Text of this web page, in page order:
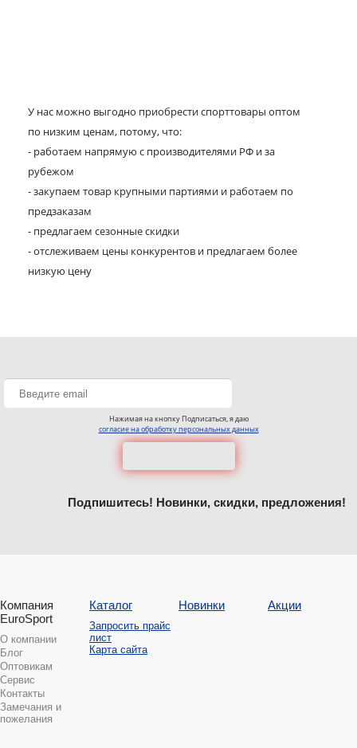
У нас можно выгодно приобрести спорттовары оптом
по низким ценам, потому, что:
- работаем напрямую с производителями РФ и за
рубежом
- закупаем товар крупными партиями и работаем по
предзаказам
- предлагаем сезонные скидки
- отслеживаем цены конкурентов и предлагаем более
низкую цену
Нажимая на кнопку Подписаться, я даю
согласие на обработку персональных данных
Подпишитесь! Новинки, скидки, предложения!
Компания
EuroSport
О компании
Блог
Оптовикам
Сервис
Контакты
Замечания и
пожелания
Каталог
Запросить прайс
лист
Карта сайта
Новинки Акции